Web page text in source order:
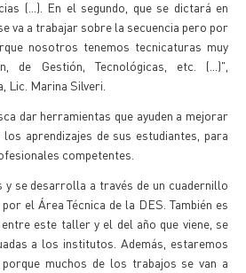
(...). En el segundo, que se dictará en
va a trabajar sobre la secuencia pero por
nosotros tenemos tecnicaturas muy
de Gestión, Tecnológicas, etc. (...)",
Lic. Marina Silveri.
dar herramientas que ayuden a mejorar
aprendizajes de sus estudiantes, para
competentes.
y se desarrolla a través de un cuadernillo
el Área Técnica de la DES. También es
este taller y el del año que viene, se
a los institutos. Además, estaremos
muchos de los trabajos se van a